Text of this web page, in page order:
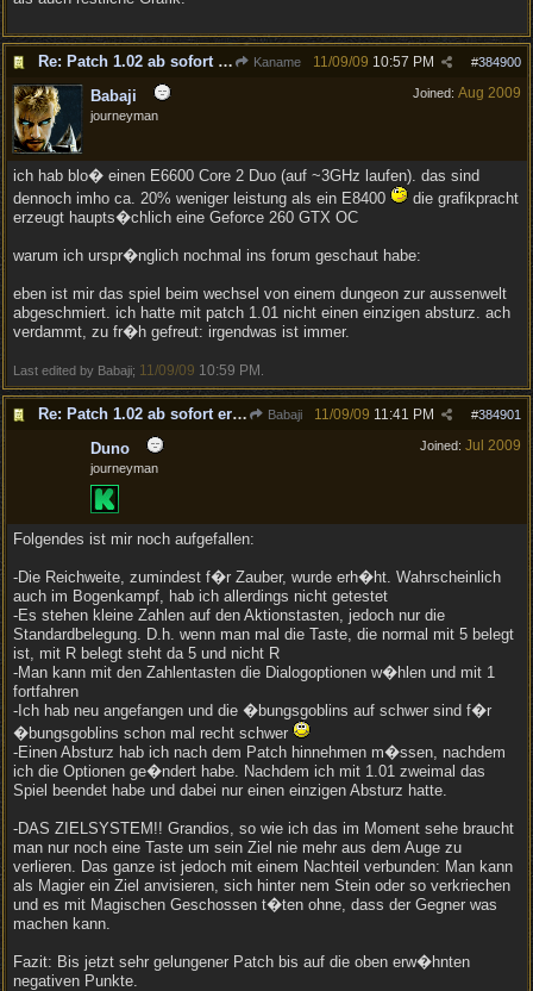
Re: Patch 1.02 ab sofort erh�ltlich! Kaname #384900
11/09/09 10:57 PM
Joined: Aug 2009
Babaji
journeyman
ich hab blo� einen E6600 Core 2 Duo (auf ~3GHz laufen). das sind
dennoch imho ca. 20% weniger leistung als ein E8400
die grafikpracht
erzeugt haupts�chlich eine Geforce 260 GTX OC
warum ich urspr�nglich nochmal ins forum geschaut habe:
eben ist mir das spiel beim wechsel von einem dungeon zur aussenwelt
abgeschmiert. ich hatte mit patch 1.01 nicht einen einzigen absturz. ach
verdammt, zu fr�h gefreut: irgendwas ist immer.
Last edited by Babaji; 11/09/09 10:59 PM
Re: Patch 1.02 ab sofort erh�ltlich! Babaji #384901
11/09/09 11:41 PM
Joined: Jul 2009
Duno
journeyman
Folgendes ist mir noch aufgefallen:
-Die Reichweite, zumindest f�r Zauber, wurde erh�ht. Wahrscheinlich
auch im Bogenkampf, hab ich allerdings nicht getestet
-Es stehen kleine Zahlen auf den Aktionstasten, jedoch nur die
Standardbelegung. D.h. wenn man mal die Taste, die normal mit 5 belegt
ist, mit R belegt steht da 5 und nicht R
-Man kann mit den Zahlentasten die Dialogoptionen w�hlen und mit 1
fortfahren
-Ich hab neu angefangen und die �bungsgoblins auf schwer sind f�r
�bungsgoblins schon mal recht schwer
-Einen Absturz hab ich nach dem Patch hinnehmen m�ssen, nachdem
ich die Optionen ge�ndert habe. Nachdem ich mit 1.01 zweimal das
Spiel beendet habe und dabei nur einen einzigen Absturz hatte.
-DAS ZIELSYSTEM!! Grandios, so wie ich das im Moment sehe braucht
man nur noch eine Taste um sein Ziel nie mehr aus dem Auge zu
verlieren. Das ganze ist jedoch mit einem Nachteil verbunden: Man kann
als Magier ein Ziel anvisieren, sich hinter nem Stein oder so verkriechen
und es mit Magischen Geschossen t�ten ohne, dass der Gegner was
machen kann.
Fazit: Bis jetzt sehr gelungener Patch bis auf die oben erw�hnten
negativen Punkte.